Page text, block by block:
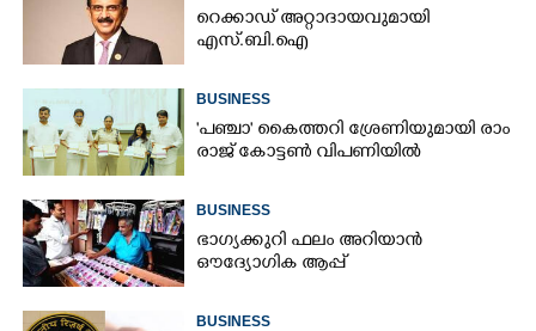
റെക്കാഡ് അറ്റാദായവുമായി
എസ്.ബി.ഐ
BUSINESS
'​പ​ഞ്ചാ​'​ ​കൈ​ത്ത​റി​ ​ശ്രേ​ണി​യു​മാ​യി​ ​രാം​
രാ​ജ് ​കോ​ട്ടൺ വിപണിയിൽ
BUSINESS
ഭാഗ്യക്കുറി ഫലം അറിയാൻ
ഔദ്യോഗിക ആപ്പ്
BUSINESS